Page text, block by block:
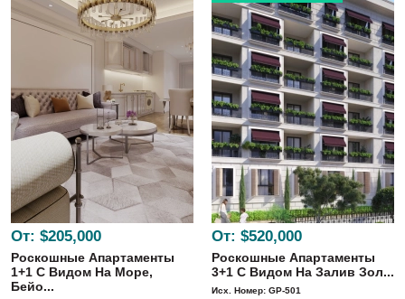
От: $205,000
Роскошные Апартаменты
1+1 С Видом На Море,
Бейо...
От: $520,000
Роскошные Апартаменты
3+1 С Видом На Залив Зол...
Исх. Номер: GP-501